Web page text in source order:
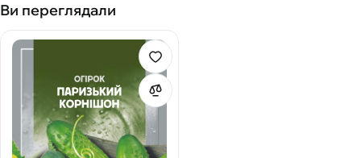
Ви переглядали